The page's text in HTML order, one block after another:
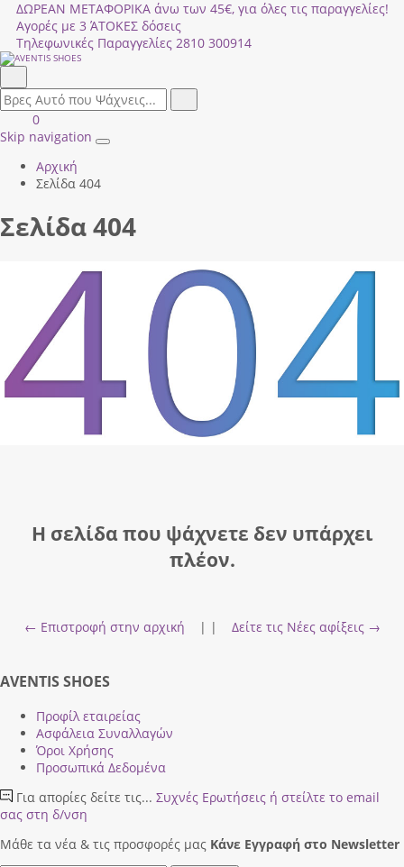
ΔΩΡΕΑΝ ΜΕΤΑΦΟΡΙΚΑ άνω των 45€, για όλες τις παραγγελίες!
Αγορές με 3 ΆΤΟΚΕΣ δόσεις
Τηλεφωνικές Παραγγελίες 2810 300914
field.search
Είσοδος
|
ΚΑΛΑΘΙ
ΑΓΟΡΩΝ
0
Skip navigation
Toggle
Αρχική
Σελίδα 404
Σελίδα 404
Η σελίδα που ψάχνετε δεν υπάρχει
πλέον.
← Επιστροφή στην αρχική | | Δείτε τις Νέες αφίξεις →
AVENTIS SHOES
Προφίλ εταιρείας
Ασφάλεια Συναλλαγών
Όροι Χρήσης
Προσωπικά Δεδομένα
Για απορίες δείτε τις... Συχνές Ερωτήσεις ή στείλτε το email
σας στη δ/νση
Μάθε τα νέα & τις προσφορές μας Κάνε Eγγραφή στο Newsletter